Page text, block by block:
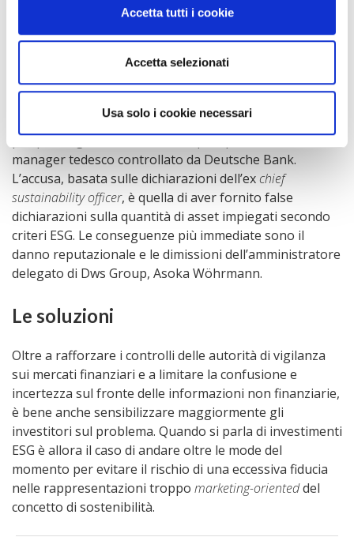
Accetta tutti i cookie
Accetta selezionati
Usa solo i cookie necessari
Proprio a inizio giugno, le forze dell’ordine hanno
perquisito gli uffici di Dws Group, importante asset
manager tedesco controllato da Deutsche Bank.
L’accusa, basata sulle dichiarazioni dell’exchief
sustainability officer, è quella di aver fornito false
dichiarazioni sulla quantità di asset impiegati secondo
criteri ESG. Le conseguenze più immediate sono il
danno reputazionale e le dimissioni dell’amministratore
delegato di Dws Group, Asoka Wöhrmann.
Le soluzioni
Oltre a rafforzare i controlli delle autorità di vigilanza
sui mercati finanziari e a limitare la confusione e
incertezza sul fronte delle informazioni non finanziarie,
è bene anche sensibilizzare maggiormente gli
investitori sul problema. Quando si parla di investimenti
ESG è allora il caso di andare oltre le mode del
momento per evitare il rischio di una eccessiva fiducia
nelle rappresentazioni troppo marketing-orienteddel
concetto di sostenibilità.